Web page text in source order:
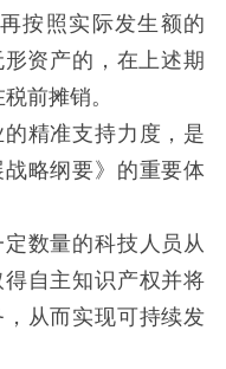
按照实际发生额的
资产的，在上述期
前摊销。
精准支持力度，是
略纲要》的重要体
数量的科技人员从
自主知识产权并将
从而实现可持续发